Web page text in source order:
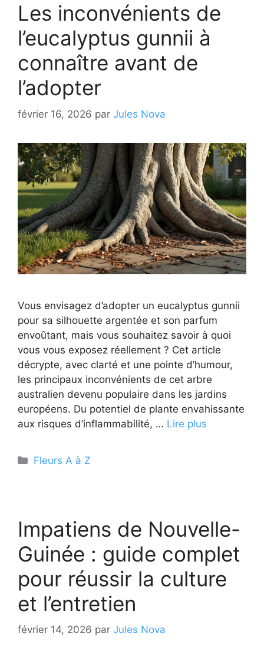
Les inconvénients de
l’eucalyptus gunnii à
connaître avant de
l’adopter
février 16, 2026 par Jules Nova
Vous envisagez d’adopter un eucalyptus gunnii
pour sa silhouette argentée et son parfum
envoûtant, mais vous souhaitez savoir à quoi
vous vous exposez réellement ? Cet article
décrypte, avec clarté et une pointe d’humour,
les principaux inconvénients de cet arbre
australien devenu populaire dans les jardins
européens. Du potentiel de plante envahissante
aux risques d’inflammabilité, … Lire plus
Catégories
Fleurs A à Z
Impatiens de Nouvelle-
Guinée : guide complet
pour réussir la culture
et l’entretien
février 14, 2026 par Jules Nova